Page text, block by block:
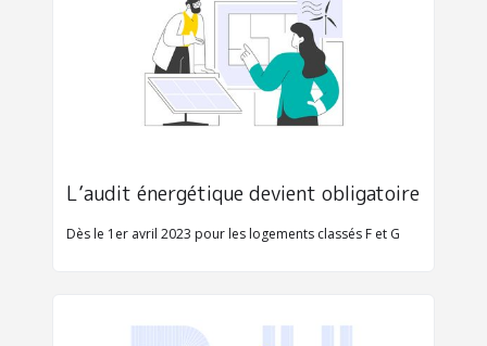
L’audit énergétique devient obligatoire
Dès le 1er avril 2023 pour les logements classés F et G